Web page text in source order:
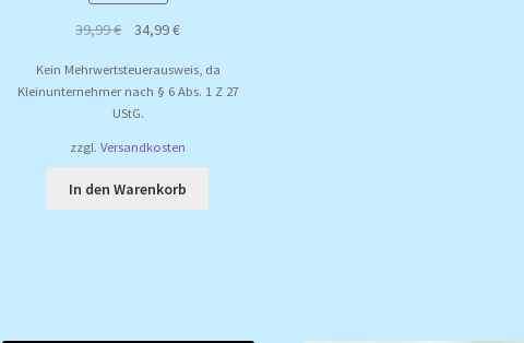
39,99€
Ursprünglicher
war:
39,99 €
34,99€Aktueller
ist:
34,99 €.
Kein Mehrwertsteuerausweis, da
Kleinunternehmer nach § 6 Abs. 1 Z 27
UStG.
zzgl.Versandkosten
In den Warenkorb